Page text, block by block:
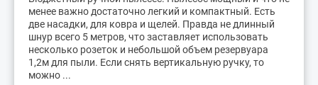
менее важно достаточно легкий и компактный. Есть
две насадки, для ковра и щелей. Правда не длинный
шнур всего 5 метров, что заставляет использовать
несколько розеток и небольшой объем резервуара
1,2м для пыли. Если снять вертикальную ручку, то
можно ...